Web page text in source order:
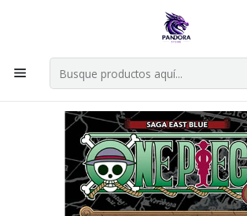
Por compras en cartas singles superiores a
Explorar singles
Inicio Mangas Tankobon ONE